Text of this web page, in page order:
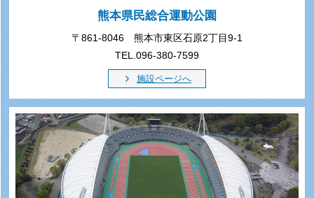
熊本県民総合運動公園
〒861-8046 熊本市東区石原2丁目9-1
TEL.096-380-7599
施設ページへ